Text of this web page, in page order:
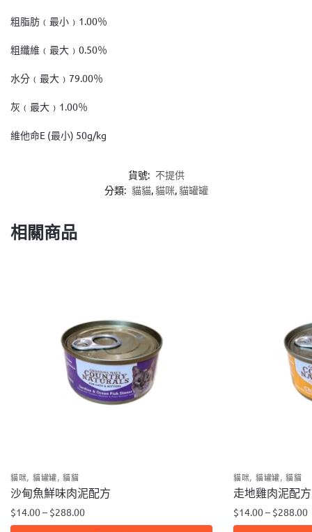
粗脂肪﹙最小﹚1.00％
粗纖維﹙最大﹚0.50％
水分﹙最大﹚79.00％
灰﹙最大﹚1.00％
維他命E (最小) 50g/kg
貨號: 不提供
分類: 貓貓, 貓咪, 貓罐罐
相關商品
貓咪 貓罐罐 ,貓貓
沙甸魚鮮味肉泥配方
$14.00– $288.00
貓咪 貓罐罐 ,貓貓
走地雞肉泥配方
$14.00– $288.00